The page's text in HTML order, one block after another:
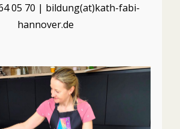
05 70 | bildung(at)kath-fabi-
hannover.de